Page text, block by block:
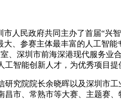
人民政府共同主办了首届“兴
、参赛主体最丰富的人工智能
、深圳市前海深港现代服务业
智能创新人才，为优秀项目提
究院院长余晓晖以及深圳市
市、常熟市等大赛、主题赛